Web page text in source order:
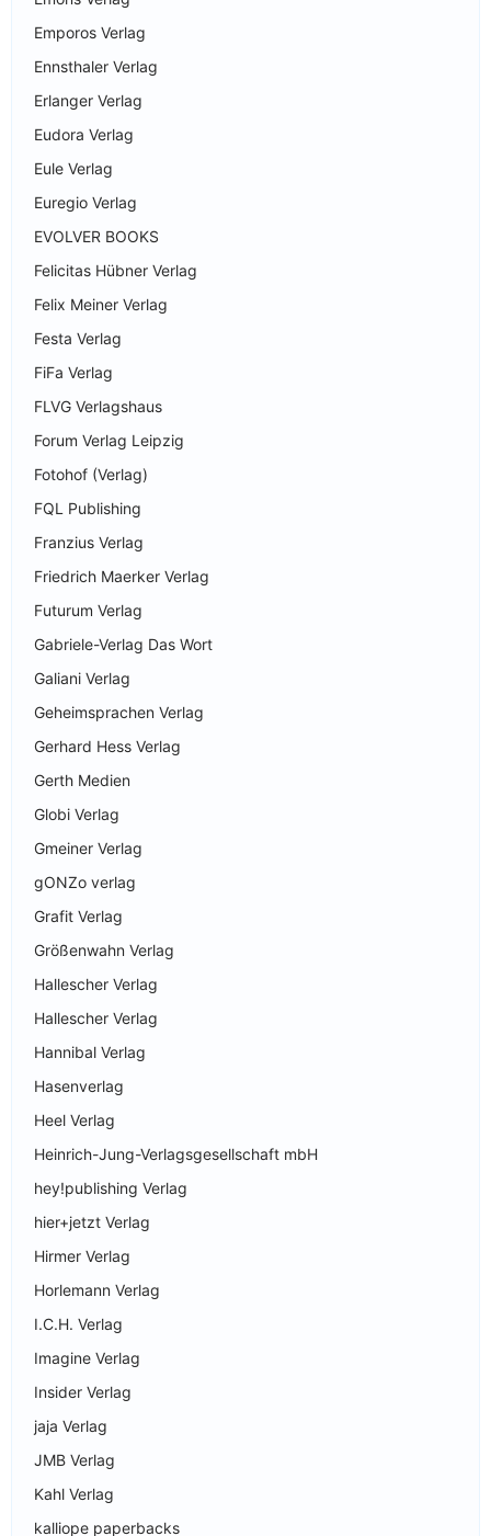
Emporos Verlag
Ennsthaler Verlag
Erlanger Verlag
Eudora Verlag
Eule Verlag
Euregio Verlag
EVOLVER BOOKS
Felicitas Hübner Verlag
Felix Meiner Verlag
Festa Verlag
FiFa Verlag
FLVG Verlagshaus
Forum Verlag Leipzig
Fotohof (Verlag)
FQL Publishing
Franzius Verlag
Friedrich Maerker Verlag
Futurum Verlag
Gabriele-Verlag Das Wort
Galiani Verlag
Geheimsprachen Verlag
Gerhard Hess Verlag
Gerth Medien
Globi Verlag
Gmeiner Verlag
gONZo verlag
Grafit Verlag
Größenwahn Verlag
Hallescher Verlag
Hallescher Verlag
Hannibal Verlag
Hasenverlag
Heel Verlag
Heinrich-Jung-Verlagsgesellschaft mbH
hey!publishing Verlag
hier+jetzt Verlag
Hirmer Verlag
Horlemann Verlag
I.C.H. Verlag
Imagine Verlag
Insider Verlag
jaja Verlag
JMB Verlag
Kahl Verlag
kalliope paperbacks